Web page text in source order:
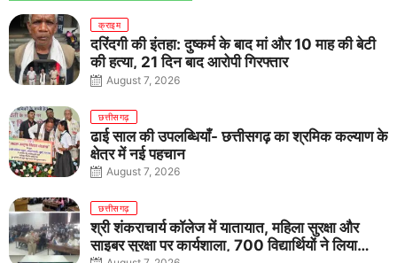
क्राइम
दरिंदगी की इंतहा: दुष्कर्म के बाद मां और 10 माह की बेटी
की हत्या, 21 दिन बाद आरोपी गिरफ्तार
August 7, 2026
छत्तीसगढ़
ढाई साल की उपलब्धियाँ- छत्तीसगढ़ का श्रमिक कल्याण के
क्षेत्र में नई पहचान
August 7, 2026
छत्तीसगढ़
श्री शंकराचार्य कॉलेज में यातायात, महिला सुरक्षा और
साइबर सुरक्षा पर कार्यशाला, 700 विद्यार्थियों ने लिया